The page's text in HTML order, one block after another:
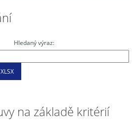
Hledaný výraz:
na základě kritérií